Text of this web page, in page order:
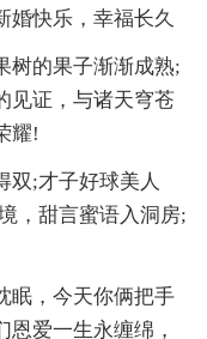
婚快乐，幸福长久
树的果子渐渐成熟;
见证，与诸天穹苍
耀!
双;才子好球美人
，甜言蜜语入洞房;
眠，今天你俩把手
爱一生永缠绵，